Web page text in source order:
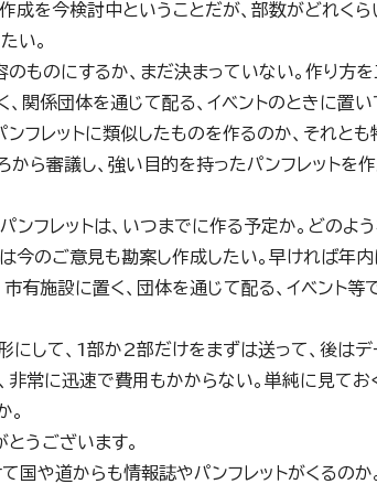
作成を今検討中ということだが、部数がどれく
い。
のものにするか、まだ決まっていない。作り方
、関係団体を通じて配る、イベントのときに置
ンフレットに類似したものを作るのか、それと
から審議し、強い目的を持ったパンフレットを
ンフレットは、いつまでに作る予定か。どのよ
は今のご意見も勘案し作成したい。早ければ年
市有施設に置く、団体を通じて配る、イベント
にして、1部か2部だけをまずは送って、後は
非常に迅速で費用もかからない。単純に見てお
。
うございます。
国や道からも情報誌やパンフレットがくるのか